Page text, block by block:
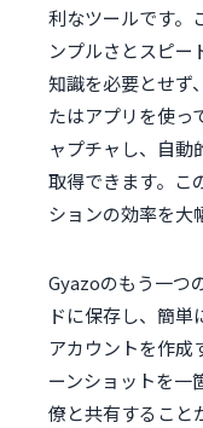
利なツールです。
ンプルさとスピー
知識を必要とせず
たはアプリを使っ
ャプチャし、自動
取得できます。こ
ションの効率を大
Gyazoのもう一つ
ドに保存し、簡単
アカウントを作成
ーンショットを一
僚と共有すること